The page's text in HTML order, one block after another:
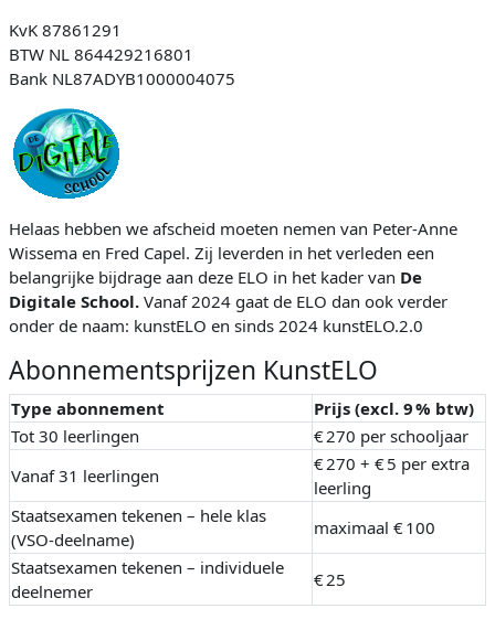
KvK 87861291
BTW NL 864429216801
Bank NL87ADYB1000004075
Helaas hebben we afscheid moeten nemen van Peter-Anne
Wissema en Fred Capel. Zij leverden in het verleden een
belangrijke bijdrage aan deze ELO in het kader van De
Digitale School. Vanaf 2024 gaat de ELO dan ook verder
onder de naam: kunstELO en sinds 2024 kunstELO.2.0
Abonnementsprijzen KunstELO
Type abonnement
Prijs (excl. 9 % btw)
Tot 30 leerlingen
€ 270 per schooljaar
Vanaf 31 leerlingen
€ 270 + € 5 per extra
leerling
Staatsexamen tekenen – hele klas
(VSO‑deelname)
maximaal € 100
Staatsexamen tekenen – individuele
deelnemer
€ 25